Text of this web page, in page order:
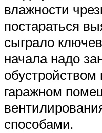
влажности
постараться
сыграло
начала надо
гаражном
способами.